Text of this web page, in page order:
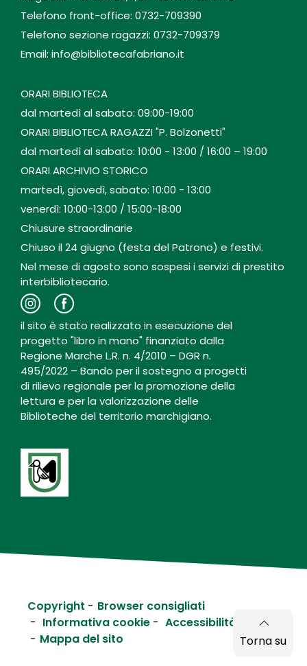
Telefono front-office: 0732-709390
Telefono sezione ragazzi: 0732-709379
Email: info@bibliotecafabriano.it
ORARI BIBLIOTECA
dal martedì al sabato: 09:00-19:00
ORARI BIBLIOTECA RAGAZZI "P. Bolzonetti"
dal martedì al sabato: 10:00 - 13:00 / 16:00 – 19:00
ORARI ARCHIVIO STORICO
martedì, giovedì, sabato: 10:00 - 13:00
venerdì: 10:00-13:00 / 15:00-18:00
Chiusure straordinarie
Chiuso il 24 giugno (festa del Patrono) e festivi.
Nel mese di agosto sono sospesi i servizi di prestito
interbibliotecario.
il sito è stato realizzato in esecuzione del
progetto "libro in mano" finanziato dalla
Regione Marche L.R. n. 4/2010 – DGR n.
495/2022 – Bando per il sostegno a progetti
di rilievo regionale per la promozione della
lettura e per la valorizzazione delle
Biblioteche del territorio marchigiano.
Copyright
Browser consigliati
Informativa cookie
Accessibilità
Mappa del sito Torna su